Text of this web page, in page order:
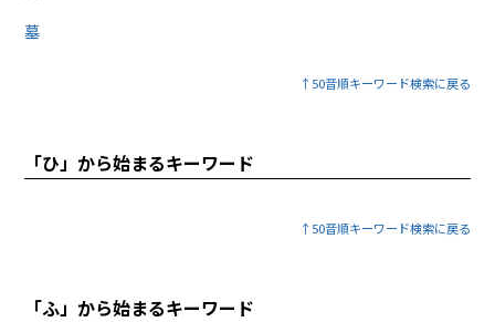
墓
↑50音順キーワード検索に戻る
「ひ」から始まるキーワード
↑50音順キーワード検索に戻る
「ふ」から始まるキーワード